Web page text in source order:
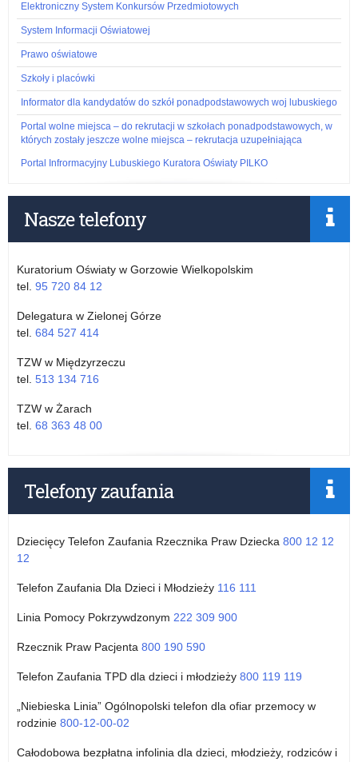
Elektroniczny System Konkursów Przedmiotowych
System Informacji Oświatowej
Prawo oświatowe
Szkoły i placówki
Informator dla kandydatów do szkół ponadpodstawowych woj lubuskiego
Portal wolne miejsca – do rekrutacji w szkołach ponadpodstawowych, w
których zostały jeszcze wolne miejsca – rekrutacja uzupełniająca
Portal Infrormacyjny Lubuskiego Kuratora Oświaty PILKO
Nasze telefony
Kuratorium Oświaty w Gorzowie Wielkopolskim
tel. 95 720 84 12
Delegatura w Zielonej Górze
tel. 684 527 414
TZW w Międzyrzeczu
tel. 513 134 716
TZW w Żarach
tel. 68 363 48 00
Telefony zaufania
Dziecięcy Telefon Zaufania Rzecznika Praw Dziecka 800 12 12
12
Telefon Zaufania Dla Dzieci i Młodzieży 116 111
Linia Pomocy Pokrzywdzonym 222 309 900
Rzecznik Praw Pacjenta 800 190 590
Telefon Zaufania TPD dla dzieci i młodzieży 800 119 119
„Niebieska Linia” Ogólnopolski telefon dla ofiar przemocy w
rodzinie 800-12-00-02
Całodobowa bezpłatna infolinia dla dzieci, młodzieży, rodziców i